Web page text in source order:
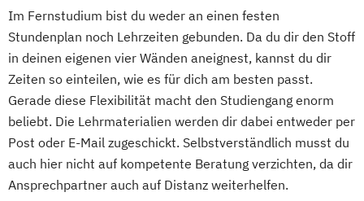
Finanzmanagement für Bankkaufleute
Fintech Fitnessökonomie Game Design
Gartenbau General Management
Gerontologie
Gesundheits- und Pflegepädagogik
Gesundheitsmanagement
Gesundheitspsychologie
Gesundheitspädagogik
Betriebswirtschaft und Sportmanagement
Business Administration
Business Management (EN)
Business and Organizational Development
Corporate Brand Management
Data Science und Analytics
Design Management
Digital Business Management
Digital Health Management
i.V.
Logopädie
Mechatronik
Medical Fitness & Athletic Management
Medizinalfachberufe
Naturheilkunde und komplementäre
Heilverfahren
Osteopathie i.V.
Pharmamanagement und
Im Fernstudium bist du weder an einen festen
Stundenplan noch Lehrzeiten gebunden. Da du dir den Stoff
in deinen eigenen vier Wänden aneignest, kannst du dir
Zeiten so einteilen, wie es für dich am besten passt.
Gerade diese Flexibilität macht den Studiengang enorm
beliebt. Die Lehrmaterialien werden dir dabei entweder per
Post oder E-Mail zugeschickt. Selbstverständlich musst du
auch hier nicht auf kompetente Beratung verzichten, da dir
Ansprechpartner auch auf Distanz weiterhelfen.